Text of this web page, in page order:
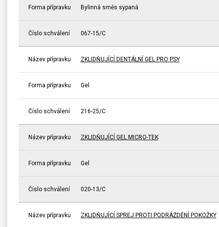
Forma přípravku Bylinná směs sypaná
Číslo schválení 067-15/C
Název přípravku ZKLIDŇUJÍCÍ DENTÁLNÍ GEL PRO PSY
Forma přípravku Gel
Číslo schválení 216-25/C
Název přípravku ZKLIDŇUJÍCÍ GEL MICRO-TEK
Forma přípravku Gel
Číslo schválení 020-13/C
Název přípravku ZKLIDŇUJÍCÍ SPREJ PROTI PODRÁŽDĚNÍ POKOŽKY